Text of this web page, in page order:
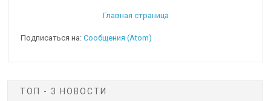
Главная страница
Подписаться на:Сообщения (Atom)
ТОП - 3 НОВОСТИ